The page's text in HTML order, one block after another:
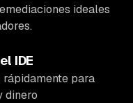
ideales
IDE
para
dinero